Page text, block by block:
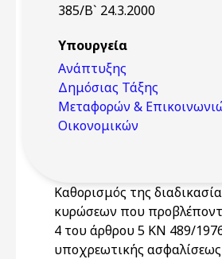
385/Β` 24.3.2000
Υπουργεία
Ανάπτυξης
Δημόσιας Τάξης
Μεταφορών &
Οικονομικών
Καθορισμός της
κυρώσεων που
4 του άρθρου 5 ΚΝ 489/
υποχρεωτικής ασφαλίσεως